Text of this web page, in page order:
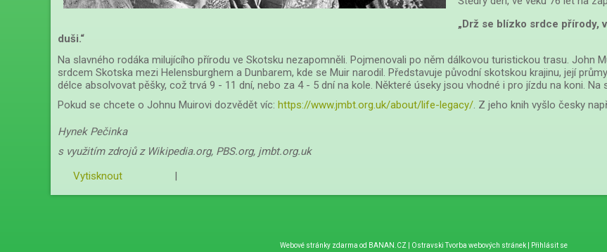
„Drž se blízko srdce přírody,
duši.“
Na slavného rodáka milujícího přírodu ve Skotsku nezapomněli. Pojmenovali po něm dálkovou turistickou trasu. John
srdcem Skotska mezi Helensburghem a Dunbarem, kde se Muir narodil. Představuje původní skotskou krajinu, její
délce absolvovat pěšky, což trvá 9 - 11 dní, nebo za 4 - 5 dní na kole. Některé úseky jsou vhodné i pro jízdu na koni. Na
Pokud se chcete o Johnu Muirovi dozvědět víc: https://www.jmbt.org.uk/about/life-legacy/. Z jeho knih vyšlo česky
Hynek Pečinka
s využitím zdrojů z Wikipedia.org, PBS.org, jmbt.org.uk
Vytisknout
|
Webové stránky zdarma od BANAN.CZ Ostravski Tvorba webových stránek Přihlásit se